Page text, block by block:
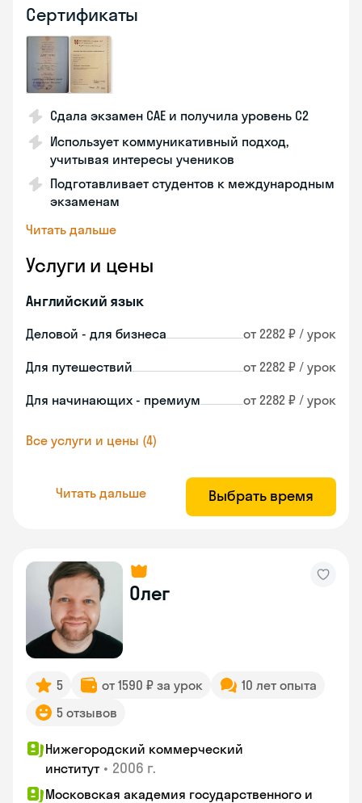
Сертификаты
Сдала экзамен CAE и получила уровень С2
Использует коммуникативный подход,
учитывая интересы учеников
Подготавливает студентов к международным
экзаменам
Читать дальше
Услуги и цены
Английский язык
Деловой - для бизнеса от 2282 ₽ / урок
Для путешествий от 2282 ₽ / урок
Для начинающих - премиум от 2282 ₽ / урок
Все услуги и цены (4)
Читать дальше Выбрать время
Олег
5 от 1590 ₽ за урок
10 лет опыта
5 отзывов
Нижегородский коммерческий
институт • 2006 г.
Московская академия государственного и